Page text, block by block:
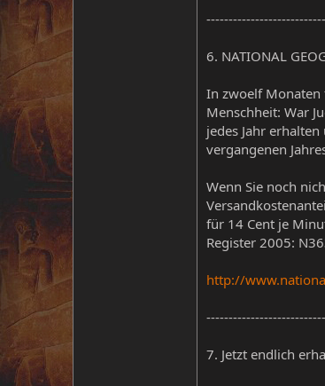
6. NATIONAL
In zwoelf Monaten
Menschheit: War
jedes Jahr
vergangenen
Wenn Sie noch
für 14 Cent je
Register 2005:
http://
7. Jetzt endlich